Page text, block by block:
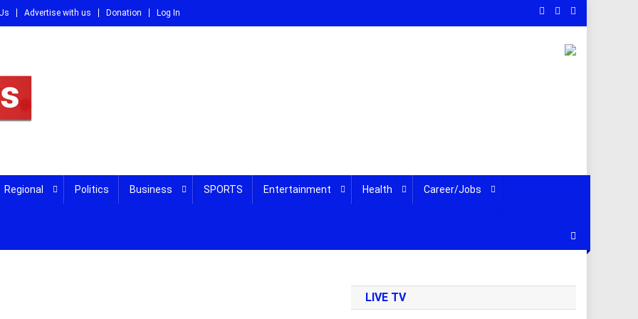
Advertise with us Donation Log In
Regional Politics Business SPORTS Entertainment Health
Career/Jobs
LIVE TV